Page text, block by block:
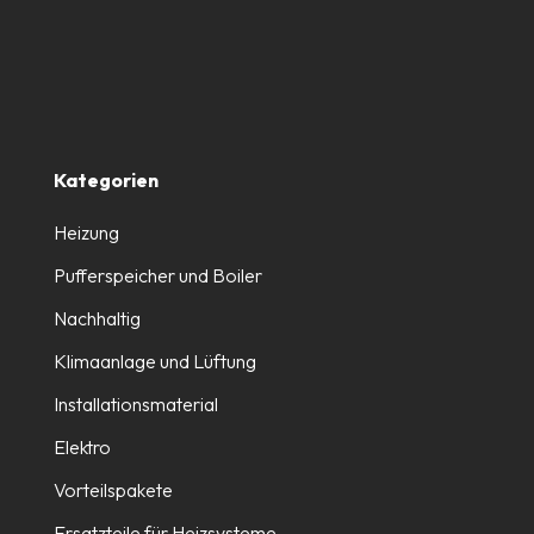
Kategorien
Heizung
Pufferspeicher und Boiler
Nachhaltig
Klimaanlage und Lüftung
Installationsmaterial
Elektro
Vorteilspakete